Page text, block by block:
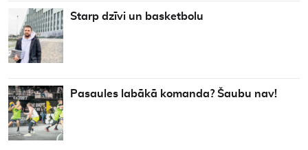
Starp dzīvi un basketbolu
Pasaules labākā komanda? Šaubu nav!